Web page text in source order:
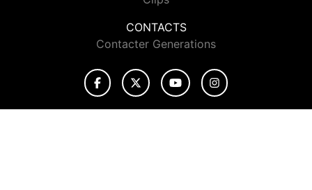
CONTACTS
Contacter Generations